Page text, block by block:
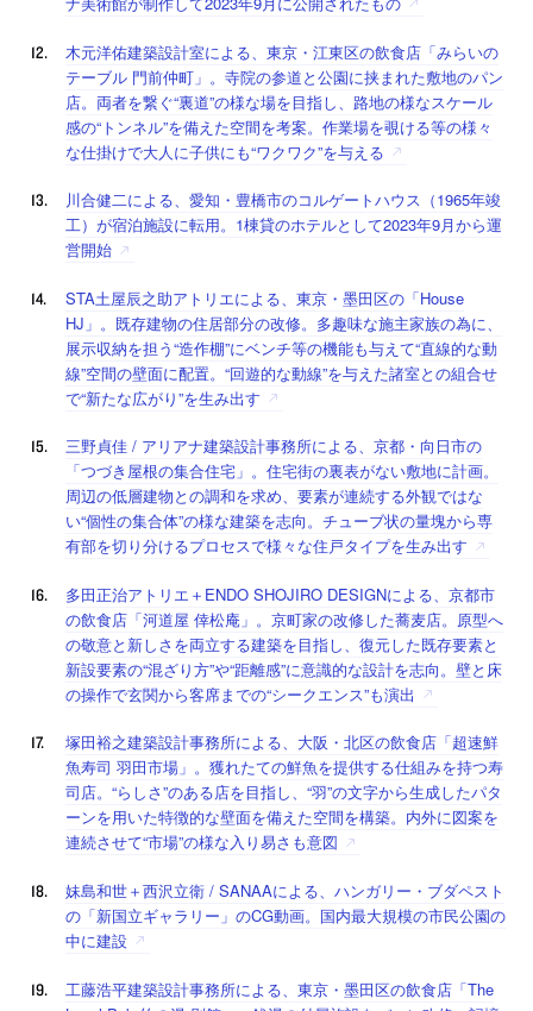
木元洋佑建築設計室による、東京・江東区の飲食店「みらいの
テーブル 門前仲町」。寺院の参道と公園に挟まれた敷地のパン
店。両者を繋ぐ“裏道”の様な場を目指し、路地の様なスケール
感の“トンネル”を備えた空間を考案。作業場を覗ける等の様々
な仕掛けで大人に子供にも“ワクワク”を与える
川合健二による、愛知・豊橋市のコルゲートハウス（1965年竣
工）が宿泊施設に転用。1棟貸のホテルとして2023年9月から運
営開始
STA土屋辰之助アトリエによる、東京・墨田区の「House
HJ」。既存建物の住居部分の改修。多趣味な施主家族の為に、
展示収納を担う“造作棚”にベンチ等の機能も与えて“直線的な動
線”空間の壁面に配置。“回遊的な動線”を与えた諸室との組合せ
で“新たな広がり”を生み出す
三野貞佳 / アリアナ建築設計事務所による、京都・向日市の
「つづき屋根の集合住宅」。住宅街の裏表がない敷地に計画。
周辺の低層建物との調和を求め、要素が連続する外観ではな
い“個性の集合体”の様な建築を志向。チューブ状の量塊から専
有部を切り分けるプロセスで様々な住戸タイプを生み出す
多田正治アトリエ＋ENDO SHOJIRO DESIGNによる、京都市
の飲食店「河道屋 倖松庵」。京町家の改修した蕎麦店。原型へ
の敬意と新しさを両立する建築を目指し、復元した既存要素と
新設要素の“混ざり方”や“距離感”に意識的な設計を志向。壁と床
の操作で玄関から客席までの“シークエンス”も演出
塚田裕之建築設計事務所による、大阪・北区の飲食店「超速鮮
魚寿司 羽田市場」。獲れたての鮮魚を提供する仕組みを持つ寿
司店。“らしさ”のある店を目指し、“羽”の文字から生成したパタ
ーンを用いた特徴的な壁面を備えた空間を構築。内外に図案を
連続させて“市場”の様な入り易さも意図
妹島和世＋西沢立衛 / SANAAによる、ハンガリー・ブダペスト
の「新国立ギャラリー」のCG動画。国内最大規模の市民公園の
中に建設
工藤浩平建築設計事務所による、東京・墨田区の飲食店「The